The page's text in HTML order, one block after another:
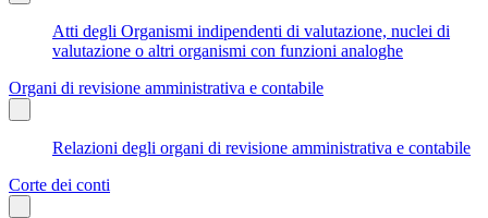
Atti degli Organismi indipendenti di valutazione, nuclei di
valutazione o altri organismi con funzioni analoghe
Organi di revisione amministrativa e contabile
Relazioni degli organi di revisione amministrativa e contabile
Corte dei conti